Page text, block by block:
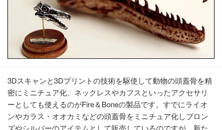
3Dスキャンと3Dプリントの技術を駆使して動物の頭蓋骨を精
密にミニチュア化、ネックレスやカフスといったアクセサリ
ーとしても使えるのがFire＆Boneの製品です。すでにライオ
ンやカラス・オオカミなどの頭蓋骨をミニチュア化しブロン
ズやシルバーのアイテムとして販売しているのですが、新た